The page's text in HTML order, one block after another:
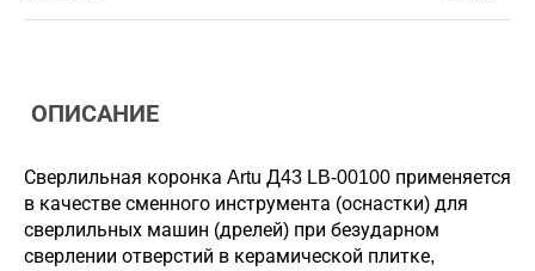
ОПИСАНИЕ
Сверлильная коронка Artu Д43 LB-00100 применяется
в качестве сменного инструмента (оснастки) для
сверлильных машин (дрелей) при безударном
сверлении отверстий в керамической плитке,